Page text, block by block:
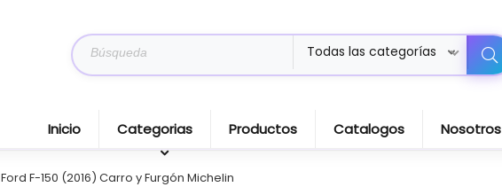
Search
for:
Todas las categorías
Inicio Categorias Productos Catalogos Nosotros
Ford F-150 (2016) Carro y Furgón Michelin